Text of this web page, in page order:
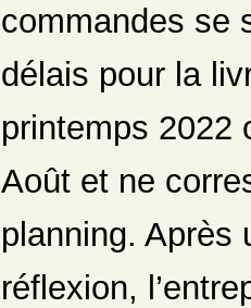
commandes se
délais pour la
printemps 2022
Août et ne
planning. Après
réflexion,